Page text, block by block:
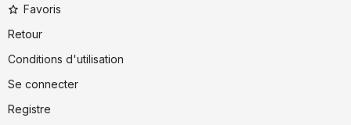
Favoris
Retour
Conditions d'utilisation
Se connecter
Registre